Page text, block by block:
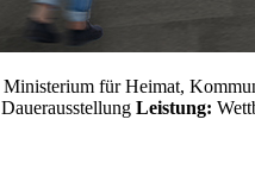
Ministerium für Heimat,
Dauerausstellung Leistung: